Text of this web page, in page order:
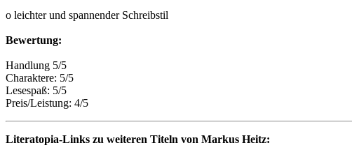
o leichter und spannender Schreibstil
Bewertung:
Handlung 5/5
Charaktere: 5/5
Lesespaß: 5/5
Preis/Leistung: 4/5
Literatopia-Links zu weiteren Titeln von Markus Heitz: